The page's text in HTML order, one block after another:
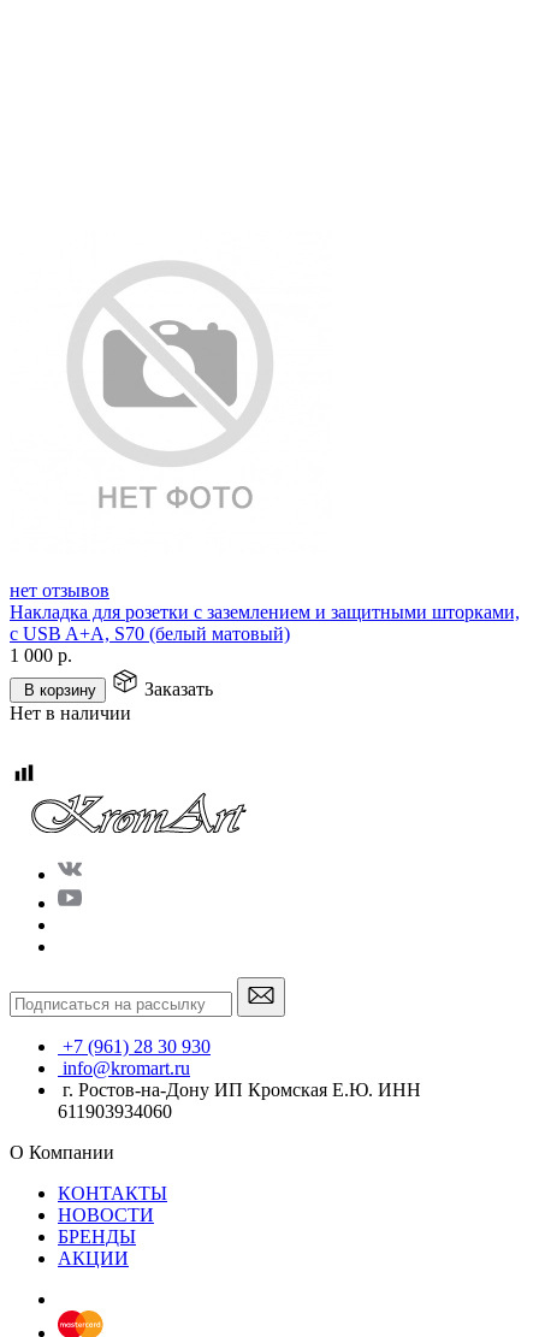
нет отзывов
Накладка для розетки с заземлением и защитными шторками,
с USB A+A, S70 (белый матовый)
1 000 р.
В корзину
Заказать
Нет в наличии
+7 (961) 28 30 930
info@kromart.ru
г. Ростов-на-Дону ИП Кромская Е.Ю. ИНН
611903934060
О Компании
КОНТАКТЫ
НОВОСТИ
БРЕНДЫ
АКЦИИ